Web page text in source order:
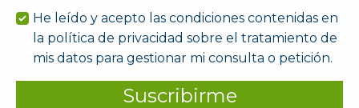
He leído y acepto las condiciones contenidas en
la política de privacidad sobre el tratamiento de
mis datos para gestionar mi consulta o petición.
Suscribirme